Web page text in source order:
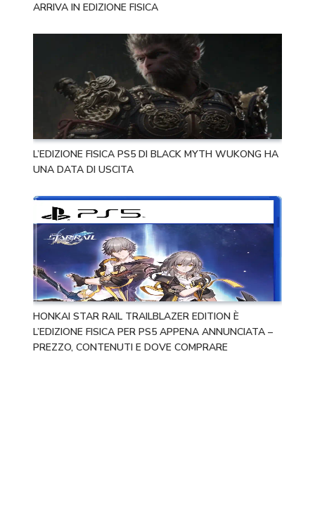
ARRIVA IN EDIZIONE FISICA
L’EDIZIONE FISICA PS5 DI BLACK MYTH WUKONG HA
UNA DATA DI USCITA
HONKAI STAR RAIL TRAILBLAZER EDITION È
L’EDIZIONE FISICA PER PS5 APPENA ANNUNCIATA –
PREZZO, CONTENUTI E DOVE COMPRARE